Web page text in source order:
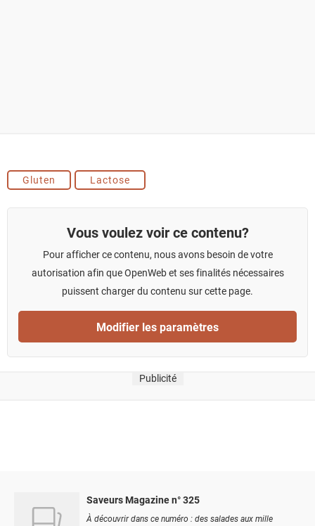
Gluten Lactose
Vous voulez voir ce contenu?
Pour afficher ce contenu, nous avons besoin de votre
autorisation afin que OpenWeb et ses finalités nécessaires
puissent charger du contenu sur cette page.
Modifier les paramètres
Publicité
Saveurs Magazine n° 325
À découvrir dans ce numéro : des salades aux mille